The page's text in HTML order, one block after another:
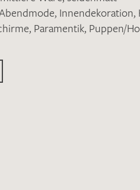
, Innendekoration,
, Paramentik, Puppen/